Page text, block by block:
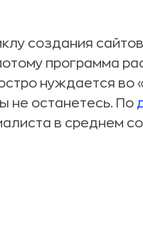
создания
программа
нуждается во
не останетесь. По
в среднем